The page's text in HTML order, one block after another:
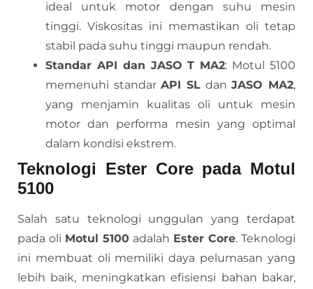
ideal untuk motor dengan suhu mesin
tinggi. Viskositas ini memastikan oli tetap
stabil pada suhu tinggi maupun rendah.
Standar API dan JASO T MA2: Motul 5100
memenuhi standarAPI SL danJASO MA2,
yang menjamin kualitas oli untuk mesin
motor dan performa mesin yang optimal
dalam kondisi ekstrem.
Teknologi Ester Core pada Motul
5100
Salah satu teknologi unggulan yang terdapat
pada oli Motul 5100 adalah Ester Core. Teknologi
ini membuat oli memiliki daya pelumasan yang
lebih baik, meningkatkan efisiensi bahan bakar,